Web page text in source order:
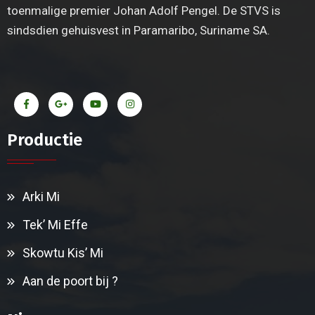
toenmalige premier Johan Adolf Pengel. De STVS is
sindsdien gehuisvest in Paramaribo, Suriname SA.
Productie
Arki Mi
Tek’ Mi Effe
Skowtu Kis’ Mi
Aan de poort bij ?